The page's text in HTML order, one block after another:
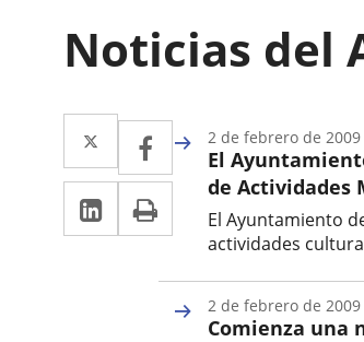
Noticias del
Twitter
Enlace
a
una
aplicación
externa.
Facebook
Enlace
a
una
aplicación
externa.
LinkedIn
Enlace
a
aplicación
Imprimir
El
de Actividades
El Ayuntamiento
actividades
la
noticia
2 de febrero de 2009
Comienza una
2 de febrero de 2009